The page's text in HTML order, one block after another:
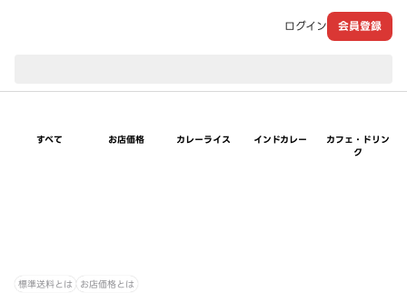
ログイン 会員登録
すべて お店価格 カレーライス インドカレー
カフェ・ドリン
ク
標準送料とは お店価格とは